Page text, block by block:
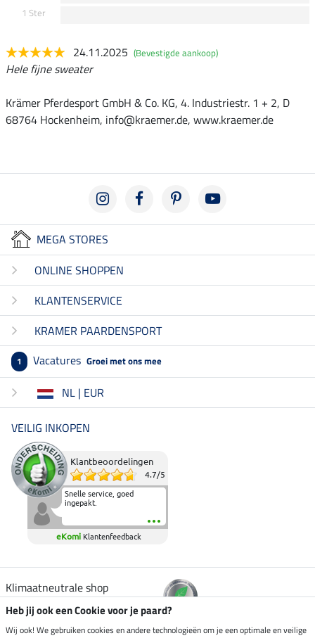
1 Ster
24.11.2025 (Bevestigde aankoop)
Hele fijne sweater
Krämer Pferdesport GmbH & Co. KG, 4. Industriestr. 1 + 2, D
68764 Hockenheim, info@kraemer.de, www.kraemer.de
MEGA STORES
ONLINE SHOPPEN
KLANTENSERVICE
KRAMER PAARDENSPORT
1 Vacatures Groei met ons mee
NL | EUR
VEILIG INKOPEN
Klantbeoordelingen
4.7/5
Snelle service, goed
ingepakt.
eKomi Klantenfeedback
Klimaatneutrale shop
Verzending per
Heb jij ook een Cookie voor je paard?
Wij ook! We gebruiken cookies en andere technologieën om je een optimale en veilige